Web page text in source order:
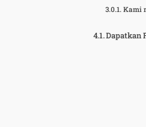
Kami
Dapatkan